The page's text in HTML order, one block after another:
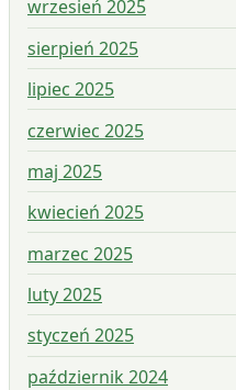
wrzesień 2025
sierpień 2025
lipiec 2025
czerwiec 2025
maj 2025
kwiecień 2025
marzec 2025
luty 2025
styczeń 2025
październik 2024